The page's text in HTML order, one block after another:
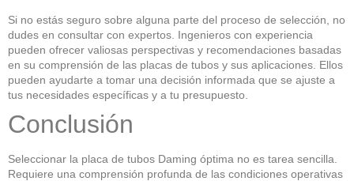
Si no estás seguro sobre alguna parte del proceso de selección, no
dudes en consultar con expertos. Ingenieros con experiencia
pueden ofrecer valiosas perspectivas y recomendaciones basadas
en su comprensión de las placas de tubos y sus aplicaciones. Ellos
pueden ayudarte a tomar una decisión informada que se ajuste a
tus necesidades específicas y a tu presupuesto.
Conclusión
Seleccionar la placa de tubos Daming óptima no es tarea sencilla.
Requiere una comprensión profunda de las condiciones operativas